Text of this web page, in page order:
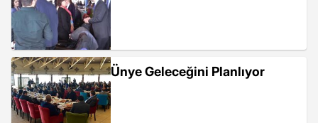
Ünye Geleceğini Planlıyor